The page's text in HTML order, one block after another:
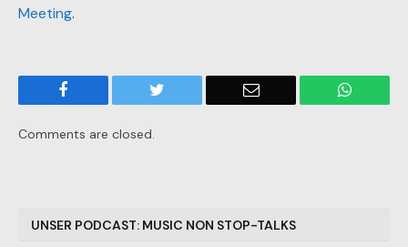
Meeting.
Email
Comments are closed.
UNSER PODCAST: MUSIC NON STOP-TALKS